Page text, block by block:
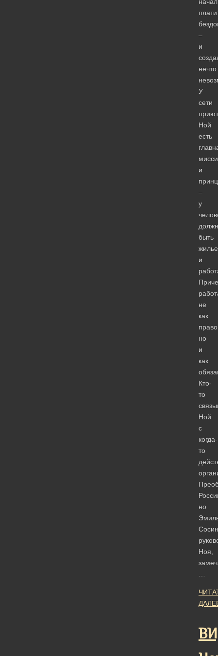
–
и
нечто
У
сети
Ной
есть
и
–
у
быть
жилье
и
не
как
но
и
как
Кто-
то
Ной
с
когда-
то
но
Ноя,